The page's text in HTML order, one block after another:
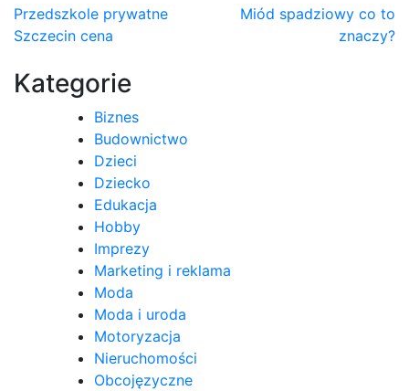
Nawigacja
wpisu
Przedszkole prywatne
Szczecin cena
Miód spadziowy co to
znaczy?
Kategorie
Biznes
Budownictwo
Dzieci
Dziecko
Edukacja
Hobby
Imprezy
Marketing i reklama
Moda
Moda i uroda
Motoryzacja
Nieruchomości
Obcojęzyczne